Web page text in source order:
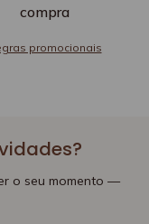
compra
promocionais
o seu momento —